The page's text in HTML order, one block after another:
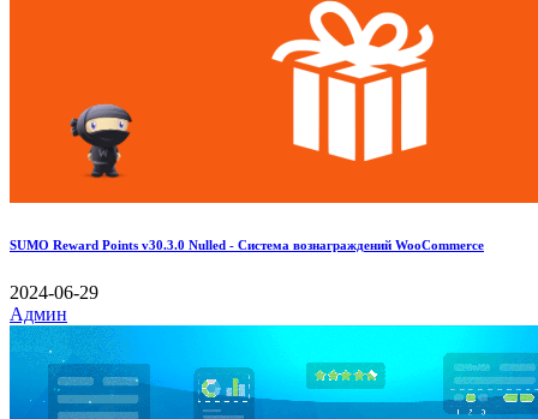
SUMO Reward Points v30.3.0 Nulled - Система вознаграждений WooCommerce
2024-06-29
Админ